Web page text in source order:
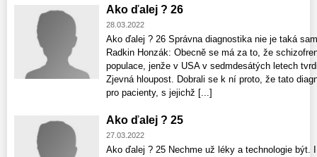
Ako ďalej ? 26
28.03.2022
Ako ďalej ? 26 Správna diagnostika nie je taká
Radkin Honzák: Obecně se má za to, že
populace, jenže v USA v sedmdesátých letech
Zjevná hloupost. Dobrali se k ní proto, že tato
pro pacienty, s jejichž [...]
Ako ďalej ? 25
27.03.2022
Ako ďalej ? 25 Nechme už léky a technologie být.